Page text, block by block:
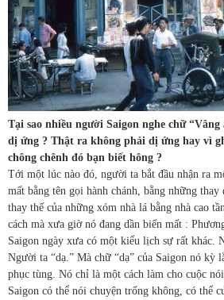
Tại sao nhiều người Saigon nghe chữ
dị ứng ? Thật ra không phải dị ứng hay vì
chông chênh đó bạn biết hông ?
Tới một lúc nào đó, người ta bắt đầu nhận ra
mất bằng tên gọi hành chánh, bằng những
thay thế của những xóm nhà lá bằng nhà cao
cách mà xưa giờ nó đang dần biến mất :
Saigon ngày xưa có một kiểu lịch sự rất khác.
Người ta “dạ.” Mà chữ “dạ” của Saigon nó kỳ
phục tùng. Nó chỉ là một cách làm cho cuộc
Saigon có thể nói chuyện trống không, có thể